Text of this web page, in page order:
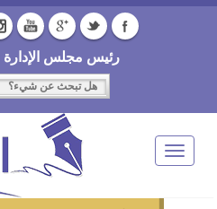
رئيس مجلس الإدارة
Toggle
navigation